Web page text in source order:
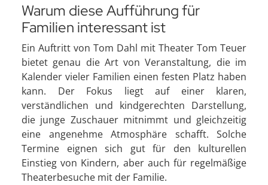
Warum diese Aufführung für
Familien interessant ist
Ein Auftritt von Tom Dahl mit Theater Tom Teuer
bietet genau die Art von Veranstaltung, die im
Kalender vieler Familien einen festen Platz haben
kann. Der Fokus liegt auf einer klaren,
verständlichen und kindgerechten Darstellung,
die junge Zuschauer mitnimmt und gleichzeitig
eine angenehme Atmosphäre schafft. Solche
Termine eignen sich gut für den kulturellen
Einstieg von Kindern, aber auch für regelmäßige
Theaterbesuche mit der Familie.